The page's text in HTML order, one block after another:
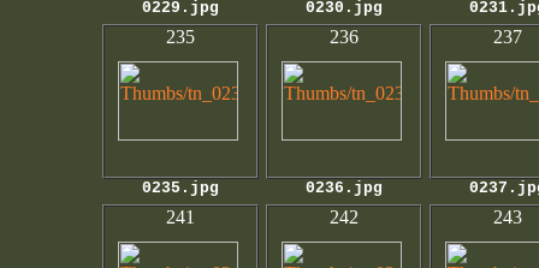
0229.jpg 0230.jpg
235
0235.jpg
236
0236.jpg
237
241 242 243